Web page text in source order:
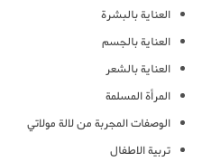
العناية بالبشرة
العناية بالجسم
العناية بالشعر
المرأة المسلمة
الوصفات المجربة من لالة مولاتي
تربية الاطفال